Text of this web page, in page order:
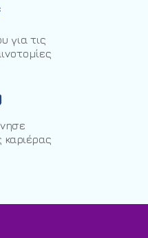
για τις
καριέρας